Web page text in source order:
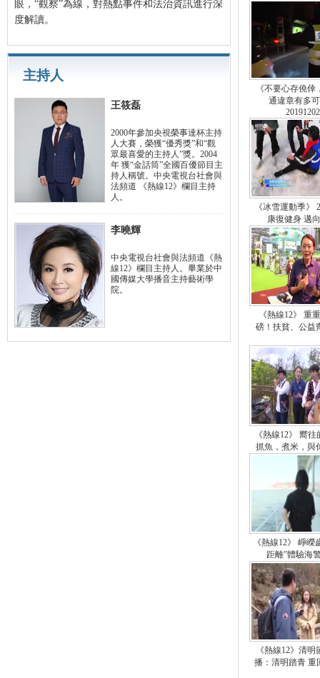
眼，“觀察”為線，對熱點事件和法治資訊進行深
度解讀。
主持人
王筱磊
2000年參加央視榮事達杯主持
人大賽，榮獲“優秀獎”和“觀
眾最喜愛的主持人”獎。2004
年 獲“金話筒”全國百優節目主
持人稱號。中央電視台社會與
法頻道 《熱線12》欄目主持
人。
李曉輝
中央電視台社會與法頻道《熱
線12》欄目主持人。畢業於中
國傳媒大學播音主持藝術學
院。
《不要心存僥倖
通違章有多
20191202
《冰雪運動季》
康復健身 邁
《熱線12》 重
磅！扶貧、公益
《熱線12》 嚮
抓魚，煮米，與
《熱線12》 崢嶸
距離”體驗海
《熱線12》清明
播：清明踏青 重